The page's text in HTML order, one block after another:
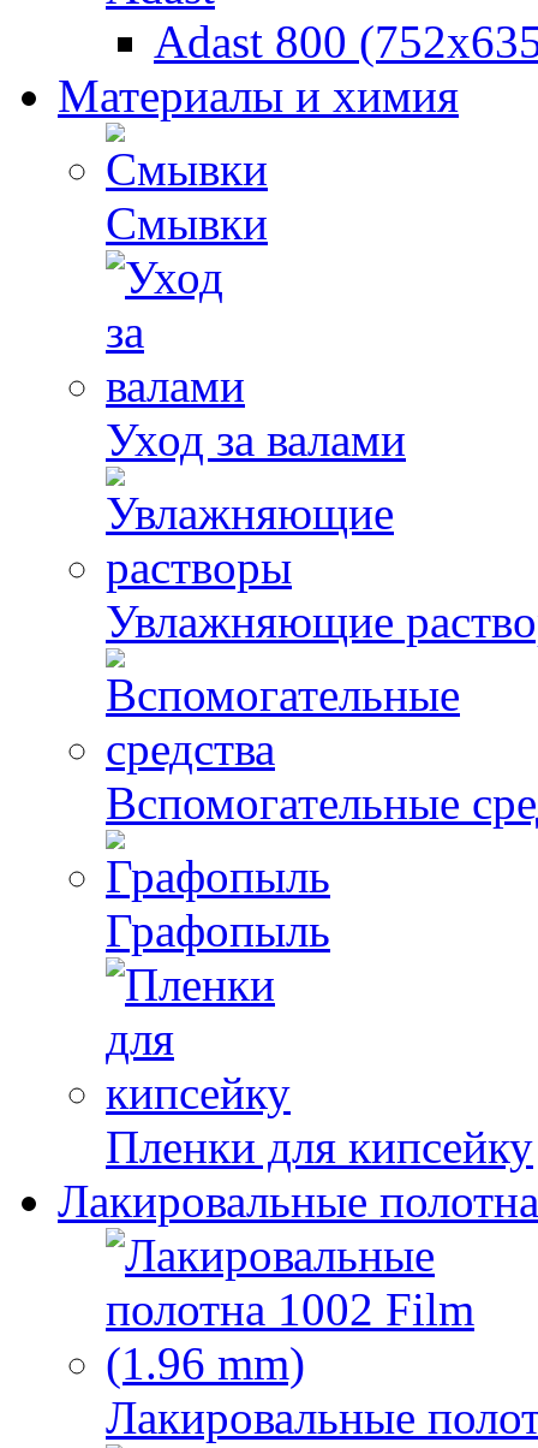
Adast 800
Материалы и химия
Смывки
Уход за валами
Увлажняющие
Вспомогательные
Графопыль
Пленки для кипсейку
Лакировальные полотна
Лакировальные